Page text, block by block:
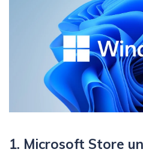
1. Microsoft Store